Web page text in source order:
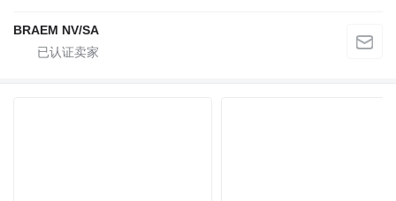
BRAEM NV/SA